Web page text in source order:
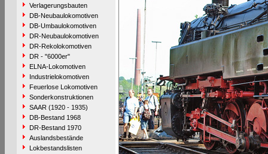
Verlagerungsbauten
DB-Neubaulokomotiven
DB-Umbaulokomotiven
DR-Neubaulokomotiven
DR-Rekolokomotiven
DR - "6000er"
ELNA-Lokomotiven
Industrielokomotiven
Feuerlose Lokomotiven
Sonderkonstruktionen
SAAR (1920 - 1935)
DB-Bestand 1968
DR-Bestand 1970
Auslandsbestände
Lokbestandslisten